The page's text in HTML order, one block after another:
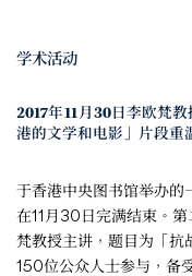
学术活动
2017年11月30日李欧梵
港的文学和电影」片段重
于香港中央图书馆举办
在11月30日完满结束。
梵教授主讲，题目为「抗
150位公众人士参与，备